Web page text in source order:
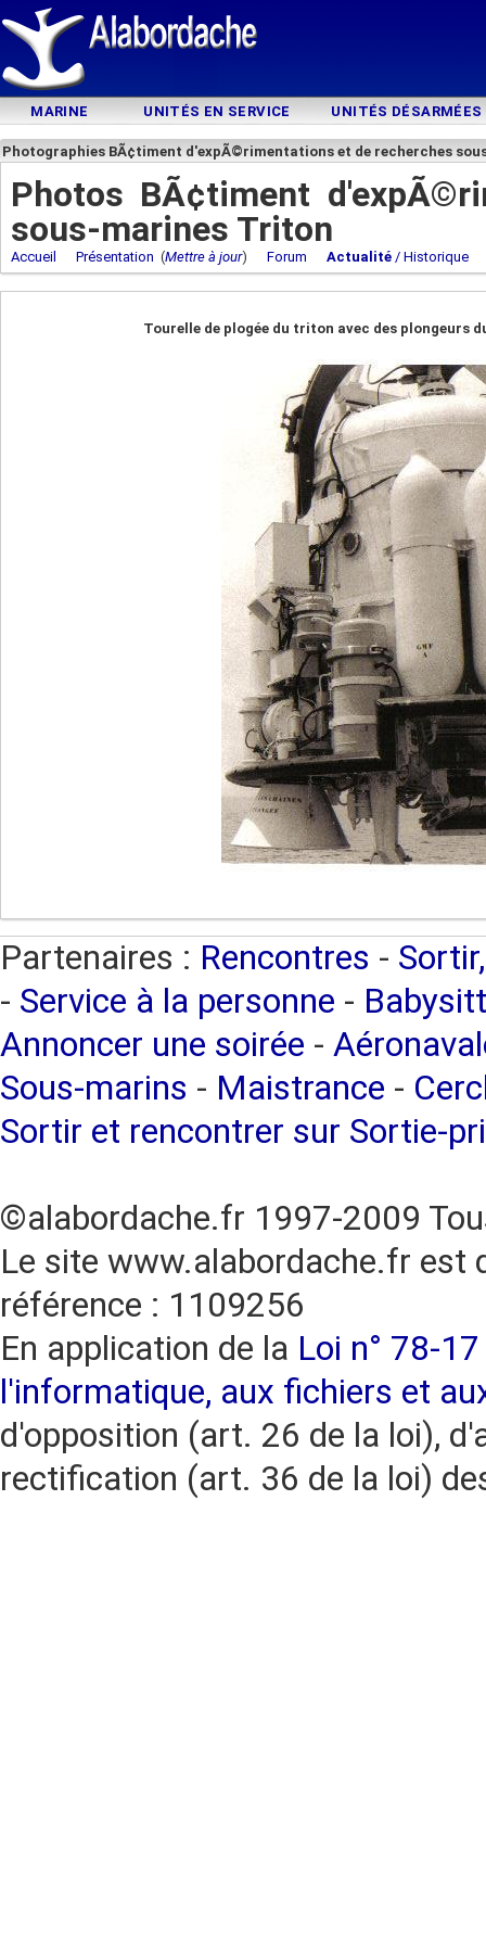
MARINE UNITÉS EN SERVICE UNITÉS DÉSARMÉES
Photographies BÃ¢timent d'expÃ©rimentations et de recherches
Photos BÃ¢timent
sous-marines Triton
Accueil Présentation (Mettre à jour) Forum Actualité / Historique
Tourelle de plogée du triton avec des plongeurs
Partenaires : Rencontres -
- Service à la personne -
Annoncer une soirée -
Sous-marins - Maistrance -
Sortir et rencontrer sur Sortie-
©alabordache.fr 1997-2009
Le site www.alabordache.fr est
référence : 1109256
En application de la Loi n° 78-
l'informatique, aux fichiers et
d'opposition (art. 26 de la loi),
rectification (art. 36 de la loi)